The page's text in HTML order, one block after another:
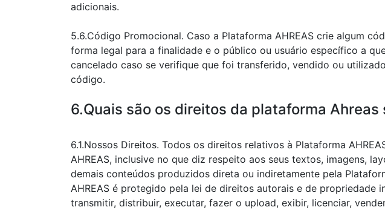
adicionais.
5.6.Código Promocional. Caso a Plataforma AHREAS crie algum
forma legal para a finalidade e o público ou usuário específico a
cancelado caso se verifique que foi transferido, vendido ou
código.
6.Quais são os direitos da plataforma Ahreas
6.1.Nossos Direitos. Todos os direitos relativos à Plataforma
AHREAS, inclusive no que diz respeito aos seus textos, imagens,
demais conteúdos produzidos direta ou indiretamente pela
AHREAS é protegido pela lei de direitos autorais e de propriedade
transmitir, distribuir, executar, fazer o upload, exibir, licenciar,